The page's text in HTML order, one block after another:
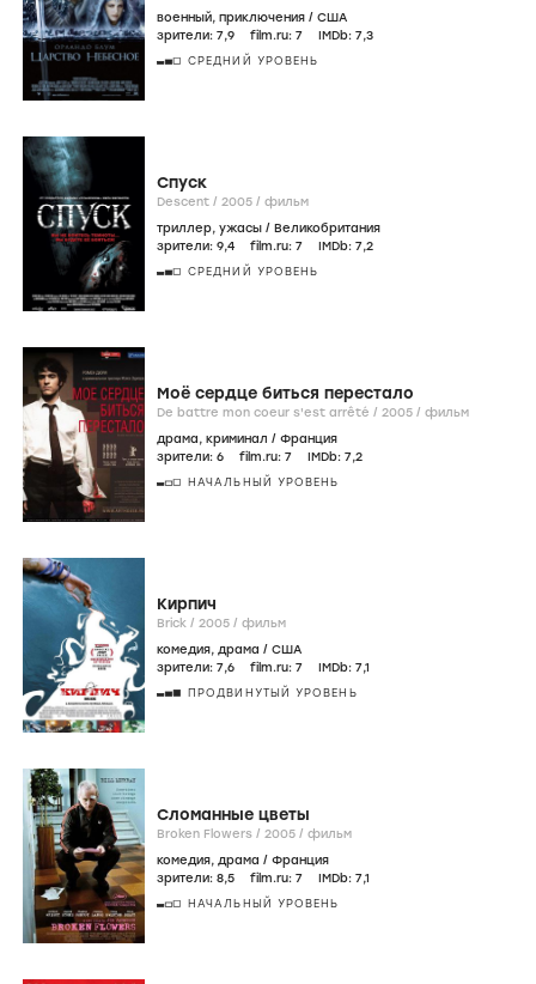
военный, приключения / США
зрители: 7,9 film.ru: 7 IMDb: 7,3
СРЕДНИЙ УРОВЕНЬ
Спуск
Descent / 2005 / фильм
триллер, ужасы / Великобритания
зрители: 9,4 film.ru: 7 IMDb: 7,2
СРЕДНИЙ УРОВЕНЬ
Моё сердце биться перестало
De battre mon coeur s'est arrêté / 2005 / фильм
драма, криминал / Франция
зрители: 6 film.ru: 7 IMDb: 7,2
НАЧАЛЬНЫЙ УРОВЕНЬ
Кирпич
Brick / 2005 / фильм
комедия, драма / США
зрители: 7,6 film.ru: 7 IMDb: 7,1
ПРОДВИНУТЫЙ УРОВЕНЬ
Сломанные цветы
Broken Flowers / 2005 / фильм
комедия, драма / Франция
зрители: 8,5 film.ru: 7 IMDb: 7,1
НАЧАЛЬНЫЙ УРОВЕНЬ